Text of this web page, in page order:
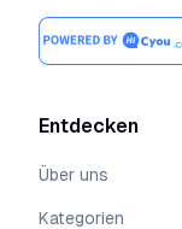
Entdecken
Über uns
Kategorien